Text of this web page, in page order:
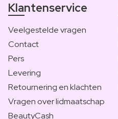
Klantenservice
Veelgestelde vragen
Contact
Pers
Levering
Retournering en klachten
Vragen over lidmaatschap
BeautyCash